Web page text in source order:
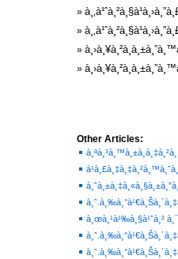
»
»
»
»
Other Articles:
à¸œà¸¹à¹‰à¸§à¹ˆà¸² à¸¯